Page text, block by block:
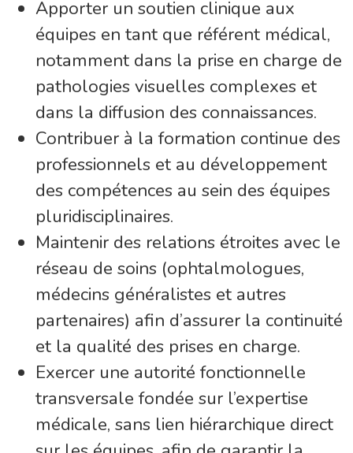
Apporter un soutien clinique aux
équipes en tant que référent médical,
notamment dans la prise en charge de
pathologies visuelles complexes et
dans la diffusion des connaissances.
Contribuer à la formation continue des
professionnels et au développement
des compétences au sein des équipes
pluridisciplinaires.
Maintenir des relations étroites avec le
réseau de soins (ophtalmologues,
médecins généralistes et autres
partenaires) afin d’assurer la continuité
et la qualité des prises en charge.
Exercer une autorité fonctionnelle
transversale fondée sur l’expertise
médicale, sans lien hiérarchique direct